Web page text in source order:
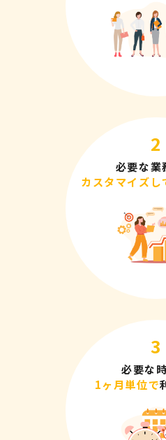
必要な業
カスタマイズし
必要な
1ヶ月単位で